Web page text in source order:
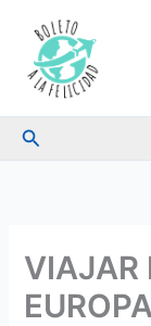
contenido
Buscar
VIAJAR
EUROPA